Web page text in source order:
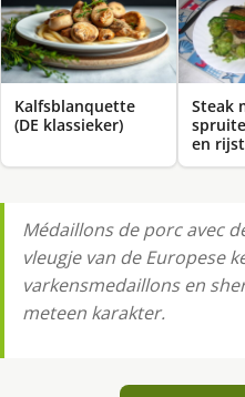
Kalfsblanquette
(DE klassieker)
Steak
en rijst
Médaillons de porc avec
vleugje van de Europese
varkensmedaillons en
meteen karakter.